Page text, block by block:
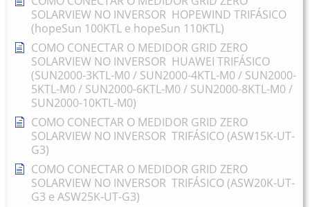
SOLARVIEW NO INVERSOR HOPEWIND TRIFÁSICO
(hopeSun 100KTL e hopeSun 110KTL)
COMO CONECTAR O MEDIDOR GRID ZERO
SOLARVIEW NO INVERSOR HUAWEI TRIFÁSICO
(SUN2000-3KTL-M0 / SUN2000-4KTL-M0 / SUN2000-
5KTL-M0 / SUN2000-6KTL-M0 / SUN2000-8KTL-M0 /
SUN2000-10KTL-M0)
COMO CONECTAR O MEDIDOR GRID ZERO
SOLARVIEW NO INVERSOR TRIFÁSICO (ASW15K-UT-
G3)
COMO CONECTAR O MEDIDOR GRID ZERO
SOLARVIEW NO INVERSOR TRIFÁSICO (ASW20K-UT-
G3 e ASW25K-UT-G3)